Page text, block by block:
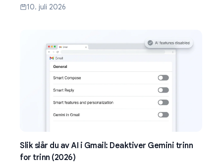
10. juli 2026
Slik slår du av AI i Gmail: Deaktiver Gemini trinn
for trinn (2026)